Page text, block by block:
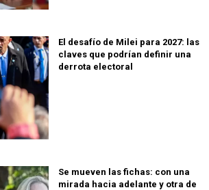
El desafío de Milei para 2027: las
claves que podrían definir una
derrota electoral
Se mueven las fichas: con una
mirada hacia adelante y otra de